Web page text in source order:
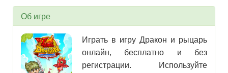
Об игре
Играть в игру Дракон и рыцарь
онлайн, бесплатно и без
регистрации. Используйте